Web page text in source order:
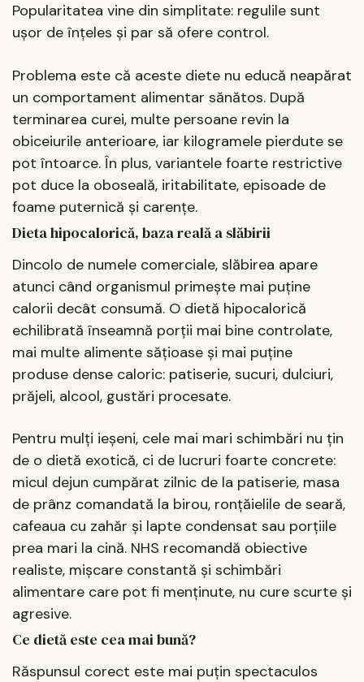
Popularitatea vine din simplitate: regulile sunt
ușor de înțeles și par să ofere control.
Problema este că aceste diete nu educă neapărat
un comportament alimentar sănătos. După
terminarea curei, multe persoane revin la
obiceiurile anterioare, iar kilogramele pierdute se
pot întoarce. În plus, variantele foarte restrictive
pot duce la oboseală, iritabilitate, episoade de
foame puternică și carențe.
Dieta hipocalorică, baza reală a slăbirii
Dincolo de numele comerciale, slăbirea apare
atunci când organismul primește mai puține
calorii decât consumă. O dietă hipocalorică
echilibrată înseamnă porții mai bine controlate,
mai multe alimente sățioase și mai puține
produse dense caloric: patiserie, sucuri, dulciuri,
prăjeli, alcool, gustări procesate.
Pentru mulți ieșeni, cele mai mari schimbări nu țin
de o dietă exotică, ci de lucruri foarte concrete:
micul dejun cumpărat zilnic de la patiserie, masa
de prânz comandată la birou, ronțăielile de seară,
cafeaua cu zahăr și lapte condensat sau porțiile
prea mari la cină. NHS recomandă obiective
realiste, mișcare constantă și schimbări
alimentare care pot fi menținute, nu cure scurte și
agresive.
Ce dietă este cea mai bună?
Răspunsul corect este mai puțin spectaculos